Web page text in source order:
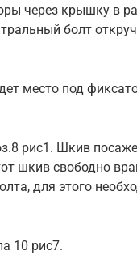
через крышку в
болт
место под
рис1. Шкив
шкив свободно
для этого
10 рис7.